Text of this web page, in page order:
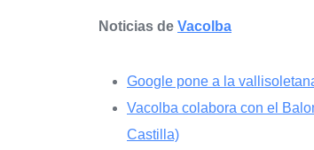
Noticias de Vacolba
Google pone a la
Vacolba colabora con el
Castilla)